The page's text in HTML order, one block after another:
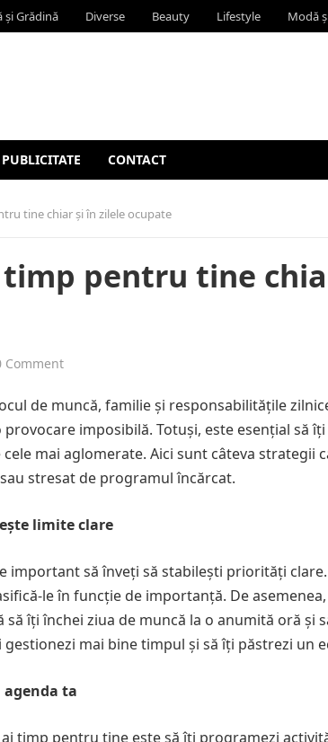
și Grădină Diverse Beauty Lifestyle Modă
PUBLICITATE CONTACT
tine chiar și în zilele ocupate
timp pentru tine
Comment
de muncă, familie și responsabilitățile
imposibilă. Totuși, este esențial să
mai aglomerate. Aici sunt câteva strategii
stresat de programul încărcat.
limite clare
important să înveți să stabilești priorități
le în funcție de importanță. De
îți închei ziua de muncă la o anumită oră și
mai bine timpul și să îți păstrezi un
ta
timp pentru tine este să îți programezi